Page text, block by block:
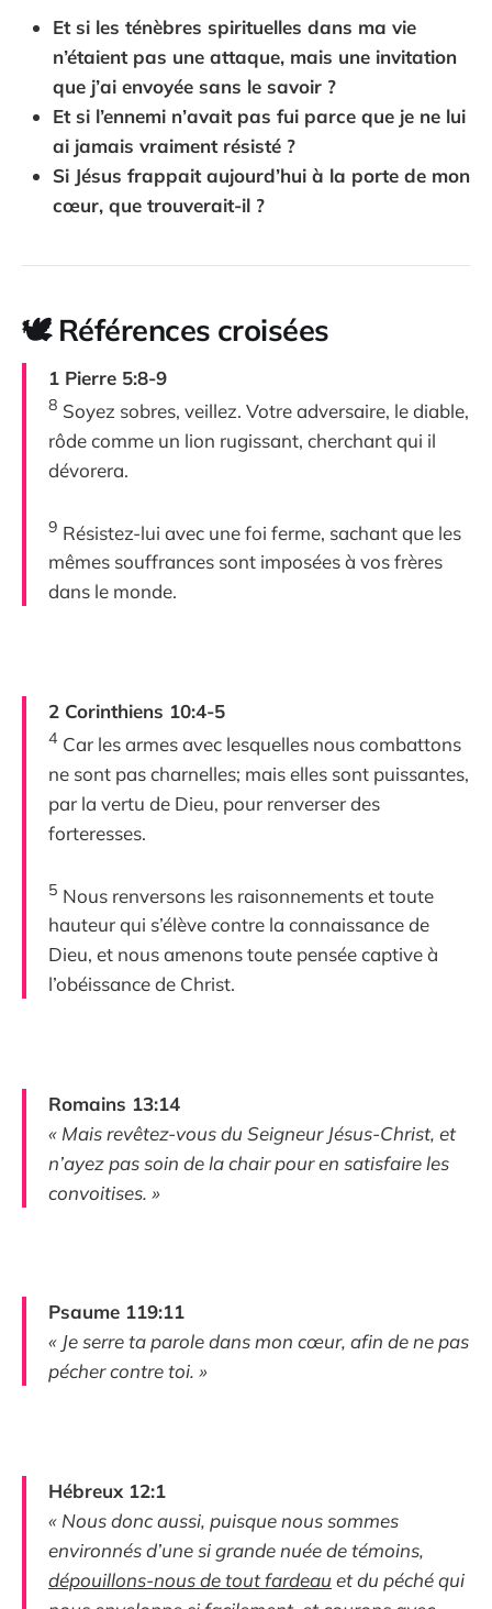
Et si les ténèbres spirituelles dans ma vie
n’étaient pas une attaque, mais une invitation
que j’ai envoyée sans le savoir ?
Et si l’ennemi n’avait pas fui parce que je ne lui
ai jamais vraiment résisté ?
Si Jésus frappait aujourd’hui à la porte de mon
cœur, que trouverait-il ?
🕊 Références croisées
1 Pierre 5:8-9
8 Soyez sobres, veillez. Votre adversaire, le diable,
rôde comme un lion rugissant, cherchant qui il
dévorera.
9 Résistez-lui avec une foi ferme, sachant que les
mêmes souffrances sont imposées à vos frères
dans le monde.
2 Corinthiens 10:4-5
4 Car les armes avec lesquelles nous combattons
ne sont pas charnelles; mais elles sont puissantes,
par la vertu de Dieu, pour renverser des
forteresses.
5 Nous renversons les raisonnements et toute
hauteur qui s’élève contre la connaissance de
Dieu, et nous amenons toute pensée captive à
l’obéissance de Christ.
Romains 13:14
« Mais revêtez-vous du Seigneur Jésus-Christ, et
n’ayez pas soin de la chair pour en satisfaire les
convoitises. »
Psaume 119:11
« Je serre ta parole dans mon cœur, afin de ne pas
pécher contre toi. »
Hébreux 12:1
« Nous donc aussi, puisque nous sommes
environnés d’une si grande nuée de témoins,
dépouillons-nous de tout fardeau et du péché qui